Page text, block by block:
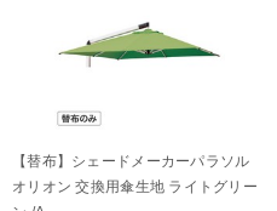
【替布】シェードメーカーパラソル
オリオン 交換用傘生地 ライトグリー